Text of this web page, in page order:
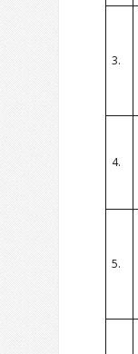
3.
4.
5.